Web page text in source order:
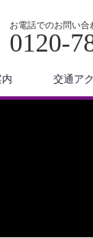
お電話でのお問い合
0120-
交通ア